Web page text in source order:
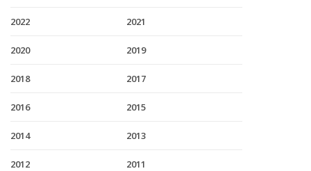
2022 2021
2020 2019
2018 2017
2016 2015
2014 2013
2012 2011